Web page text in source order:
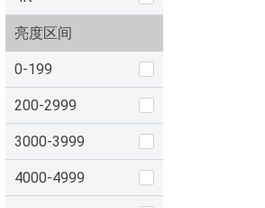
亮度区间
0-199
200-2999
3000-3999
4000-4999